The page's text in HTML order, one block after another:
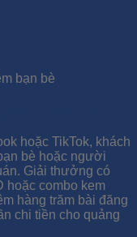
bạn bè
hoặc TikTok, khách
bè hoặc người
Giải thưởng có
hoặc combo kem
hàng trăm bài đăng
chi tiền cho quảng